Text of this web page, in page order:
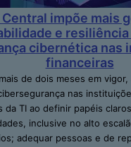
Central impõe mais
e
cibernética nas
financeiras
de dois meses em
nas
da TI ao definir papéis
inclusive no alto
adequar pessoas e de